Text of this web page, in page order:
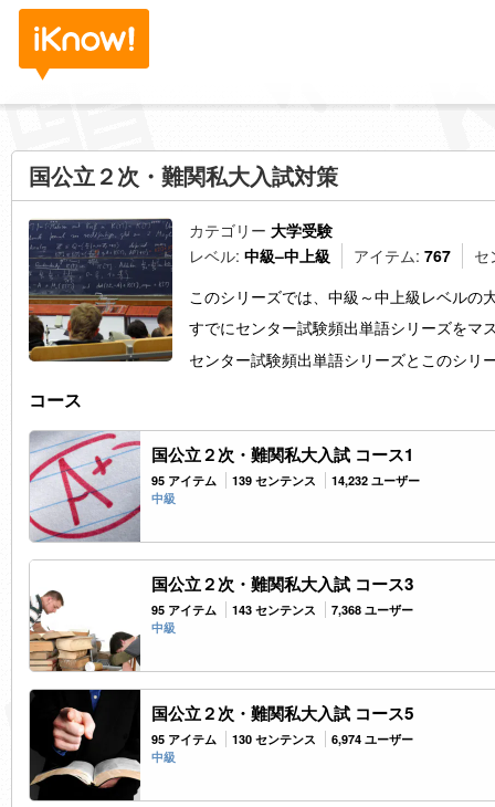
国公立２次・難関私大入試対策
カテゴリー 大学受験
レベル: 中級–中上級 アイテム: 767
セ
このシリーズでは、中級～中上級レベルの
すでにセンター試験頻出単語シリーズをマ
センター試験頻出単語シリーズとこのシリ
コース
国公立２次・難関私大入試 コース1
95 アイテム 139 センテンス
14,232 ユーザー
中級
国公立２次・難関私大入試 コース3
95 アイテム 143 センテンス
7,368 ユーザー
中級
国公立２次・難関私大入試 コース5
95 アイテム 130 センテンス
6,974 ユーザー
中級